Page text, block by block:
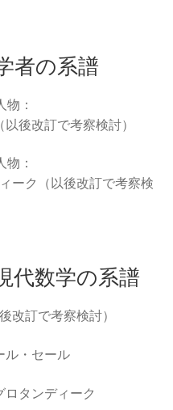
】
の物理学者
数を育んだ国】
考察】
父｜数学的モデルを
者の系譜
：
後改訂で考察検討）
：
ーク（以後改訂で考察検
代数学の系譜
改訂で考察検討）
ル・セール
タンディーク